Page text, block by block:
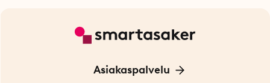
Asiakaspalvelu